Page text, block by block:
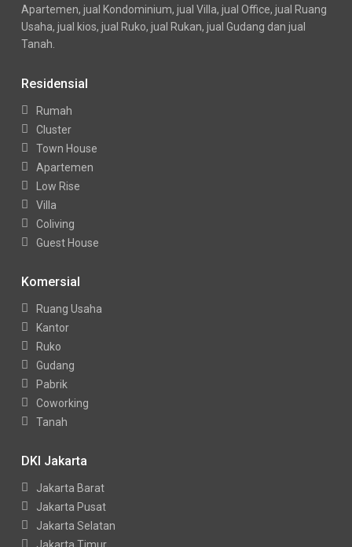
Apartemen, jual Kondominium, jual Villa, jual Office, jual Ruang
Usaha, jual kios, jual Ruko, jual Rukan, jual Gudang dan jual
Tanah.
Residensial
Rumah
Cluster
Town House
Apartemen
Low Rise
Villa
Coliving
Guest House
Komersial
Ruang Usaha
Kantor
Ruko
Gudang
Pabrik
Coworking
Tanah
DKI Jakarta
Jakarta Barat
Jakarta Pusat
Jakarta Selatan